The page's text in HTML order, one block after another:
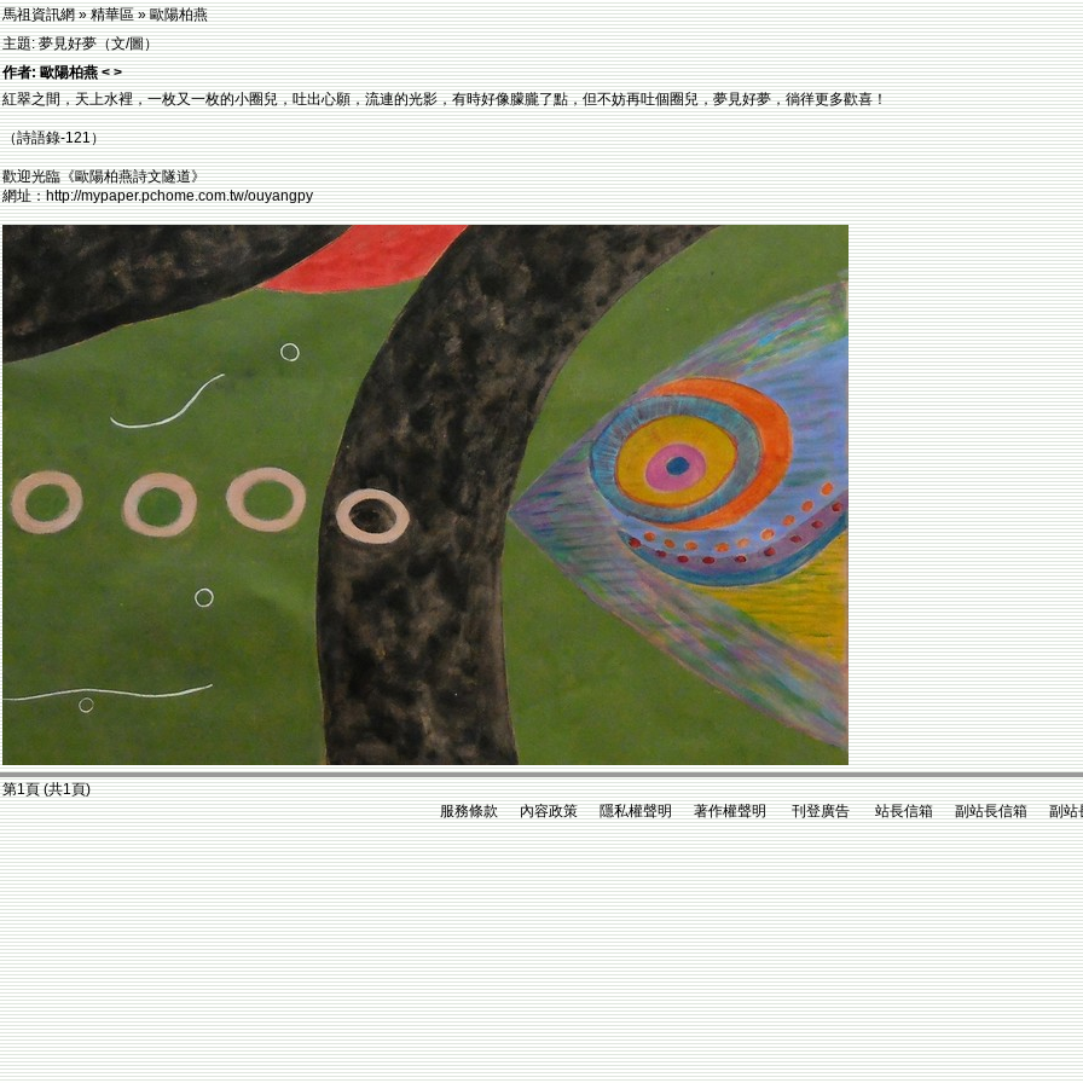
馬祖資訊網 » 精華區 » 歐陽柏燕
主題: 夢見好夢（文/圖）
作者: 歐陽柏燕 < >
紅翠之間，天上水裡，一枚又一枚的小圈兒，吐出心願，流連的光影，有時好像朦朧了點，但不妨再吐個圈兒，夢見好夢，徜徉更多歡喜！
（詩語錄-121）
歡迎光臨《歐陽柏燕詩文隧道》
網址：http://mypaper.pchome.com.tw/ouyangpy
第1頁 (共1頁)
服務條款 內容政策 隱私權聲明 著作權聲明 刊登廣告 站長信箱 副站長信箱 副站長